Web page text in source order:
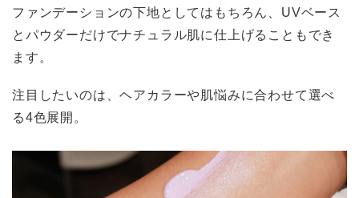
ファンデーションの下地としてはもちろん、UVベース
とパウダーだけでナチュラル肌に仕上げることもでき
ます。
注目したいのは、ヘアカラーや肌悩みに合わせて選べ
る4色展開。